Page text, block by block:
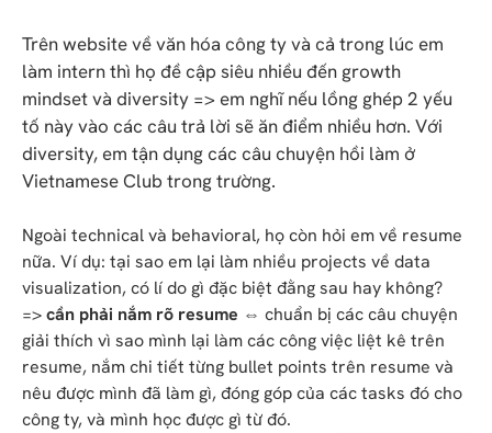
Trên website về văn hóa công ty và cả trong lúc em
làm intern thì họ đề cập siêu nhiều đến growth
mindset và diversity => em nghĩ nếu lồng ghép 2 yếu
tố này vào các câu trả lời sẽ ăn điểm nhiều hơn. Với
diversity, em tận dụng các câu chuyện hồi làm ở
Vietnamese Club trong trường.
Ngoài technical và behavioral, họ còn hỏi em về resume
nữa. Ví dụ: tại sao em lại làm nhiều projects về data
visualization, có lí do gì đặc biệt đằng sau hay không?
=>cần phải nắm rõ resume ⇔ chuẩn bị các câu chuyện
giải thích vì sao mình lại làm các công việc liệt kê trên
resume, nắm chi tiết từng bullet points trên resume và
nêu được mình đã làm gì, đóng góp của các tasks đó cho
công ty, và mình học được gì từ đó.